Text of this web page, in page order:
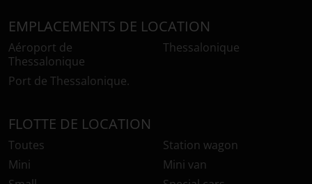
EMPLACEMENTS DE LOCATION
Aéroport de
Thessalonique
Port de Thessalonique.
Thessalonique
FLOTTE DE LOCATION
Toutes
Mini
Station wagon
Mini van